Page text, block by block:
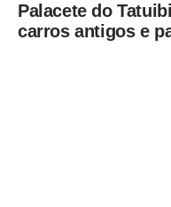
Palacete do
carros antigos e